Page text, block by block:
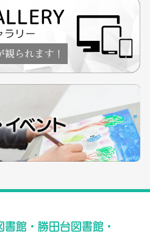
館・勝田台図書館・